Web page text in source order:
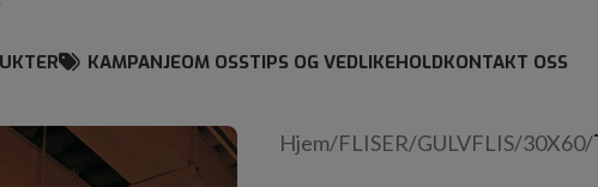
KAMPANJEOM OSSTIPS OG VEDLIKEHOLDKONTAKT OSS
Hjem/FLISER/GULVFLIS/30X60/